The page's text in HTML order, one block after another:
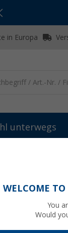
in Europa
unterwegs
WELCOME TO
You
Would